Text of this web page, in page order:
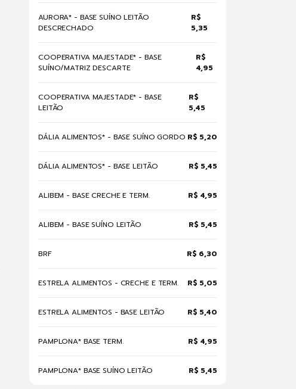
AURORA* - BASE SUÍNO LEITÃO
DESCRECHADO
R$
5,35
COOPERATIVA MAJESTADE* - BASE
SUÍNO/MATRIZ DESCARTE
R$
4,95
COOPERATIVA MAJESTADE* - BASE
LEITÃO
R$
5,45
DÁLIA ALIMENTOS* - BASE SUÍNO GORDO R$ 5,20
DÁLIA ALIMENTOS* - BASE LEITÃO R$ 5,45
ALIBEM - BASE CRECHE E TERM. R$ 4,95
ALIBEM - BASE SUÍNO LEITÃO R$ 5,45
BRF R$ 6,30
ESTRELA ALIMENTOS - CRECHE E TERM. R$ 5,05
ESTRELA ALIMENTOS - BASE LEITÃO R$ 5,40
PAMPLONA* BASE TERM. R$ 4,95
PAMPLONA* BASE SUÍNO LEITÃO R$ 5,45